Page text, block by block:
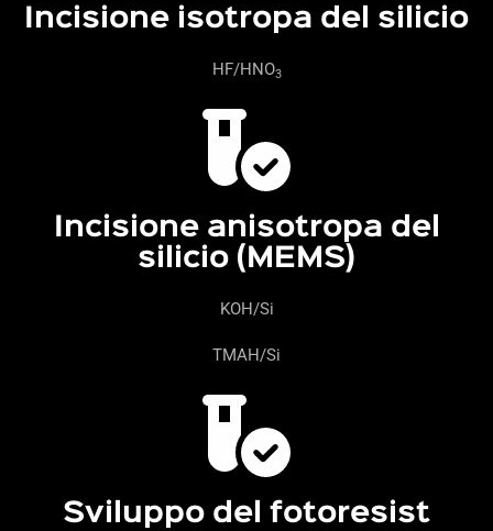
Incisione isotropa del silicio
HF/HNO3
Incisione anisotropa del
silicio (MEMS)
KOH/Si
TMAH/Si
Sviluppo del fotoresist